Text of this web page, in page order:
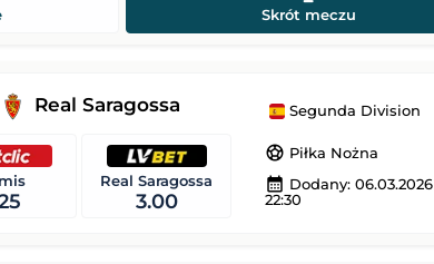
Dodany: 05.08.2026 6:00
Columbus Crew
Leagues Cup MLS Liga MX
Skrót meczu
Real Saragossa
Real Saragossa
3.00
Segunda Division
sports_soccer Piłka Nożna
calendar_month Dodany: 06.03.2026
22:30